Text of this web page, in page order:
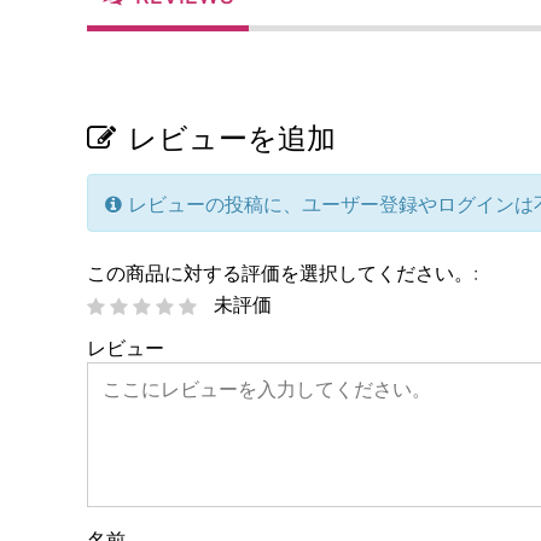
レビューを追加
レビューの投稿に、ユーザー登録やログインは
この商品に対する評価を選択してください。:
未評価
レビュー